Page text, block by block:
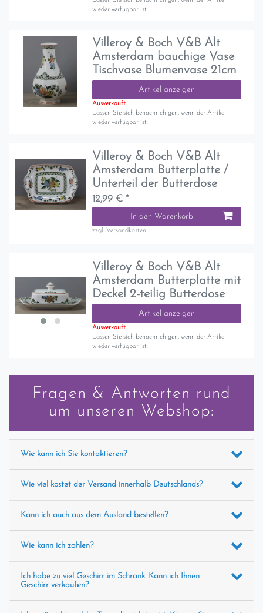
wieder verfügbar ist.
Villeroy & Boch V&B Alt
Amsterdam bauchige Vase
Tischvase Blumenvase 21cm
Artikel anzeigen
Ausverkauft
Lassen Sie sich benachrichigen, wenn der Artikel
wieder verfügbar ist.
Villeroy & Boch V&B Alt
Amsterdam Butterplatte /
Unterteil der Butterdose
12,99 € *
In den Warenkorb
zzgl. Versandkosten
Villeroy & Boch V&B Alt
Amsterdam Butterplatte mit
Deckel 2-teilig Butterdose
Artikel anzeigen
Ausverkauft
Lassen Sie sich benachrichigen, wenn der Artikel
wieder verfügbar ist.
Fragen & Antworten rund
um unseren Webshop:
Wie kann ich Sie kontaktieren?
Wie viel kostet der Versand innerhalb Deutschlands?
Kann ich auch aus dem Ausland bestellen?
Wie kann ich zahlen?
Ich habe zu viel Geschirr im Schrank. Kann ich Ihnen
Geschirr verkaufen?